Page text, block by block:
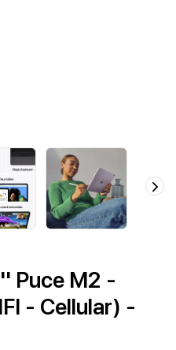
Puce M2 -
- Cellular) -